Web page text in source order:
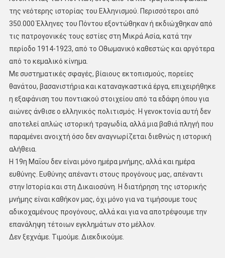
της νεότερης ιστορίας του Ελληνισμού. Περισσότεροι από
350.000 Έλληνες του Πόντου εξοντώθηκαν ή εκδιώχθηκαν από
τις πατρογονικές τους εστίες στη Μικρά Ασία, κατά την
περίοδο 1914-1923, από το Οθωμανικό καθεστώς και αργότερα
από το κεμαλικό κίνημα.
Με συστηματικές σφαγές, βίαιους εκτοπισμούς, πορείες
θανάτου, βασανιστήρια και καταναγκαστικά έργα, επιχειρήθηκε
η εξαφάνιση του ποντιακού στοιχείου από τα εδάφη όπου για
αιώνες άνθισε ο ελληνικός πολιτισμός. Η γενοκτονία αυτή δεν
αποτελεί απλώς ιστορική τραγωδία, αλλά μια βαθιά πληγή που
παραμένει ανοιχτή όσο δεν αναγνωρίζεται διεθνώς η ιστορική
αλήθεια.
Η 19η Μαΐου δεν είναι μόνο ημέρα μνήμης, αλλά και ημέρα
ευθύνης. Ευθύνης απέναντι στους προγόνους μας, απέναντι
στην Ιστορία και στη Δικαιοσύνη. Η διατήρηση της ιστορικής
μνήμης είναι καθήκον μας, όχι μόνο για να τιμήσουμε τους
αδικοχαμένους προγόνους, αλλά και για να αποτρέψουμε την
επανάληψη τέτοιων εγκλημάτων στο μέλλον.
Δεν ξεχνάμε. Τιμούμε. Διεκδικούμε.